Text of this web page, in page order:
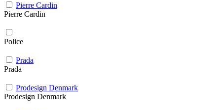
Pierre Cardin
Pierre Cardin
Police
Prada
Prada
Prodesign Denmark
Prodesign Denmark